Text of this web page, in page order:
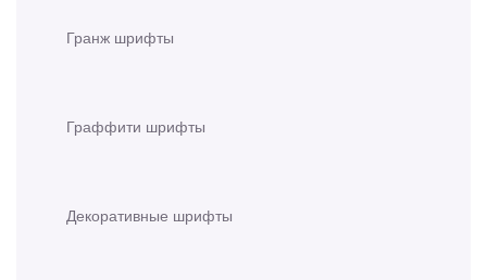
Гранж шрифты
Граффити шрифты
Декоративные шрифты